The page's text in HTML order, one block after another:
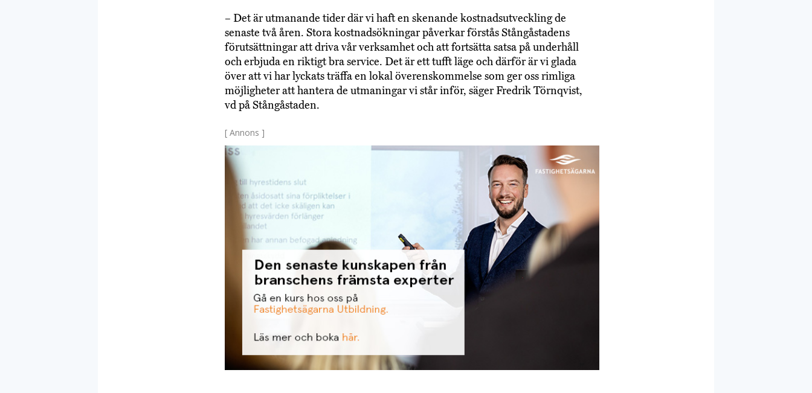
– Det är utmanande tider där vi haft en skenande kostnadsutveckling de
senaste två åren. Stora kostnadsökningar påverkar förstås Stångåstadens
förutsättningar att driva vår verksamhet och att fortsätta satsa på underhåll
och erbjuda en riktigt bra service. Det är ett tufft läge och därför är vi glada
över att vi har lyckats träffa en lokal överenskommelse som ger oss rimliga
möjligheter att hantera de utmaningar vi står inför, säger Fredrik Törnqvist,
vd på Stångåstaden.
[ Annons ]